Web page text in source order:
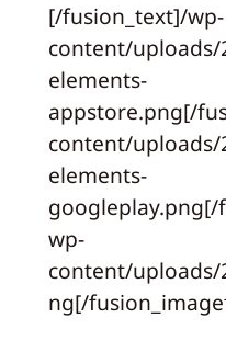
[/fusion_text]/wp-
content/uploads/
elements-
appstore.png[/
content/uploads/
elements-
wp-
content/uploads/
ng[/